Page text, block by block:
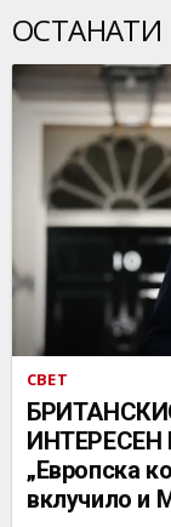
ОСТАНАТИ
СВЕТ
ИНТЕРЕСЕН
„Европска
вклучило и